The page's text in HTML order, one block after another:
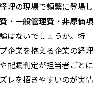
理の現場で頻繁に登場し
・一般管理費・非原価項
はないでしょうか。特
企業を抱える企業の経理
配賦判定が担当者ごとに
レを招きやすいのが実情